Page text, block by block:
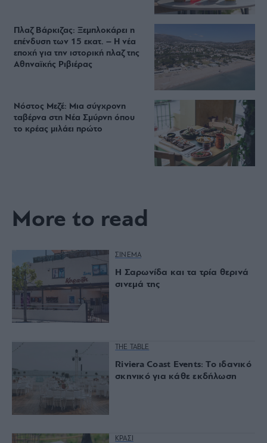
Πλαζ Βάρκιζας: Ξεμπλοκάρει η
επένδυση των 15 εκατ. – Η νέα
εποχή για την ιστορική πλαζ της
Αθηναϊκής Ριβιέρας
Νόστος Μεζέ: Μια σύγχρονη
ταβέρνα στη Νέα Σμύρνη όπου
το κρέας μιλάει πρώτο
More to read
ΣΙΝΕΜΑ
Η Σαρωνίδα και τα τρία θερινά
σινεμά της
THE TABLE
Riviera Coast Events: Το ιδανικό
σκηνικό για κάθε εκδήλωση
ΚΡΑΣΙ